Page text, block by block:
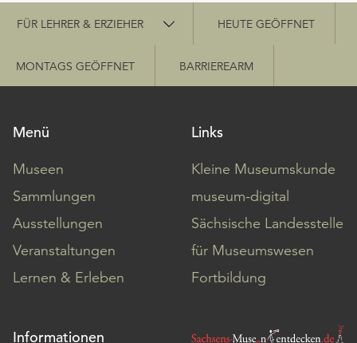
Schnellzugriff
FÜR LEHRER & ERZIEHER HEUTE GEÖFFNET
MONTAGS GEÖFFNET BARRIEREARM
Menü
Museen
Sammlungen
Ausstellungen
Veranstaltungen
Lernen & Erleben
Links
Kleine Museumskunde
museum-digital
Sächsische Landesstelle
für Museumswesen
Fortbildung
Informationen